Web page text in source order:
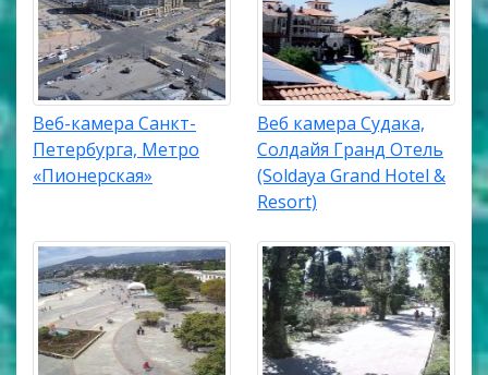
Веб-камера Санкт-
Петербурга, Метро
«Пионерская»
Веб камера Судака,
Солдайя Гранд Отель
(Soldaya Grand Hotel &
Resort)